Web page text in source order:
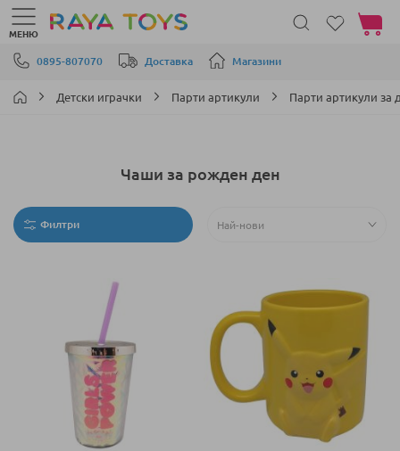
Прескачане към съдържанието
0895-807070 Доставка Магазини
МЕНЮ
Моята
Детски играчки Парти артикули Парти артикули за
Чаши за рожден ден
Филтри